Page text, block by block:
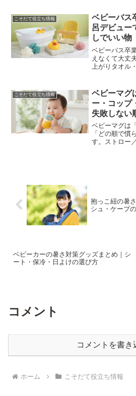
す。
こそだて役立ち情報
ベビーバス
呂デビュー
しでいい物
ベビーバス卒
えなくて大丈
上がりタオル
選び方もまと
こそだて役立ち情報
ベビーマグ
ー・コップ
失敗しない
ベビーマグは
「どの順で慣
す。ストロー
抱っこ紐の暑
シュ・ケープ
ベビーカーの暑さ対策グッズまとめ｜シ
ート・保冷・日よけの選び方
コメント
コメントを書き
ホーム こそだて役立ち情報